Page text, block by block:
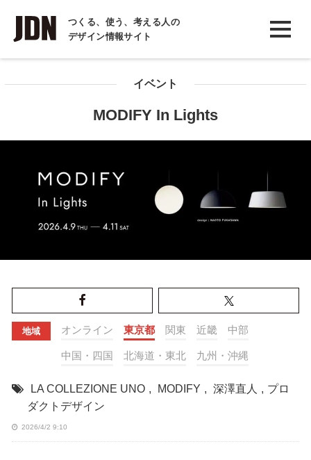
つくる、使う、考える人の
デザイン情報サイト
INTERVIEW
インタビュー
イベント
MODIFY In Lights
地域 オンライン 東京都 関東 近畿 中部
中国・四国 北海道・東北 九州・沖縄
LA COLLEZIONE UNO , MODIFY , 深澤直人 , プロ
ダクトデザイン
2026/4/2 9:10